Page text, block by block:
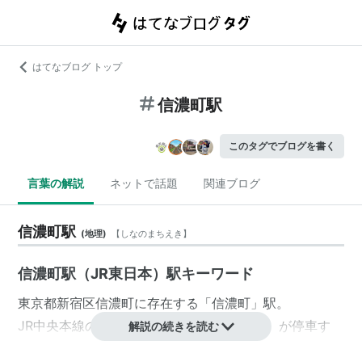
はてなブログ トップ
信濃町駅
このタグでブログを書く
言葉の解説 ネットで話題 関連ブログ
信濃町駅 (地理) 【 しなのまちえき 】
信濃町駅（JR東日本）駅キーワード
東京都新宿区信濃町に存在する「信濃町」駅。
JR中央本線の駅。 中央・総武線（各駅停車） が停車す
解説の続きを読む